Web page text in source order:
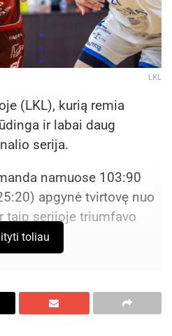
LKL
(LKL), kurią remia
ir labai daug
serija.
namuose 103:90
apgynė tvirtovę nuo
taip serijoje triumfavo
Lietuvos slalomo meistrai
toliau